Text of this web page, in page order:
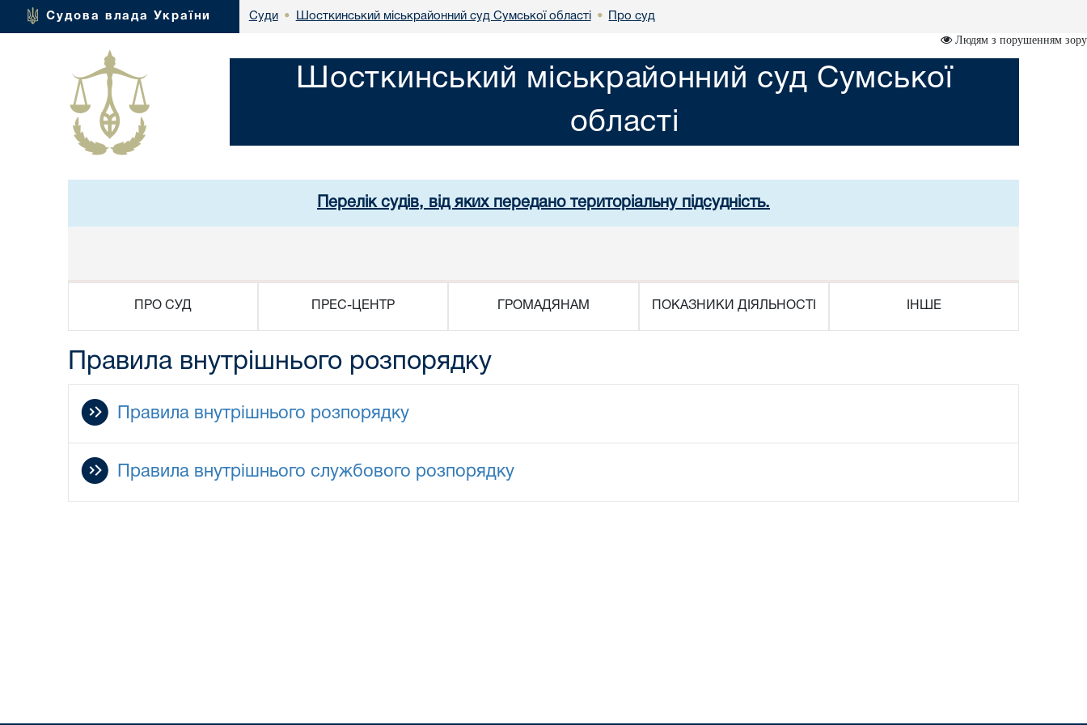
Судова влада України Суди • Шосткинський міськрайонний суд Сумської області • Про суд
Людям з порушенням зору
Шосткинський міськрайонний суд Сумської
області
Перелік судів, від яких передано територіальну підсудність.
ПРО СУД ПРЕС-ЦЕНТР ГРОМАДЯНАМ ПОКАЗНИКИ ДІЯЛЬНОСТІ ІНШЕ
Правила внутрішнього розпорядку
Правила внутрішнього розпорядку
Правила внутрішнього службового розпорядку